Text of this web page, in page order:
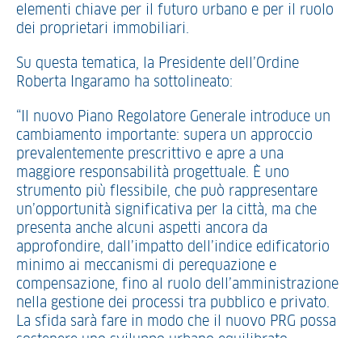
elementi chiave per il futuro urbano e per il ruolo
dei proprietari immobiliari.
Su questa tematica, la Presidente dell’Ordine
Roberta Ingaramo ha sottolineato:
“Il nuovo Piano Regolatore Generale introduce un
cambiamento importante: supera un approccio
prevalentemente prescrittivo e apre a una
maggiore responsabilità progettuale. È uno
strumento più flessibile, che può rappresentare
un’opportunità significativa per la città, ma che
presenta anche alcuni aspetti ancora da
approfondire, dall’impatto dell’indice edificatorio
minimo ai meccanismi di perequazione e
compensazione, fino al ruolo dell’amministrazione
nella gestione dei processi tra pubblico e privato.
La sfida sarà fare in modo che il nuovo PRG possa